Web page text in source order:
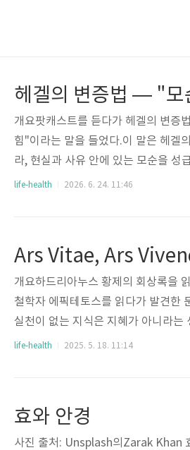
헤겔의 변증법 — "모
개요팟캐스트를 듣다가 헤겔의 변증
힘"이라는 말을 들었다.이 말은 헤겔
라, 현실과 사유 안에 있는 모순을 성
힘으로 해석한 표현이다.챗GPT의 도
을 외면하지 않고 끝까지 밀고 가면,..
life-health 2026. 6. 24. 11:46
Ars Vitae, Ars
개요하드리아누스 황제의 회상록을
철학자 에픽테토스를 읽다가 발견한
실천이 없는 지식은 지혜가 아니라
Vivendi: 삶의 예술, 살아가는 기술아
득 찬 학문으로 인식되지..
life-health 2025. 5. 18. 11:14
효와 안경
사진 출처: Unsplash의Zarak Khan